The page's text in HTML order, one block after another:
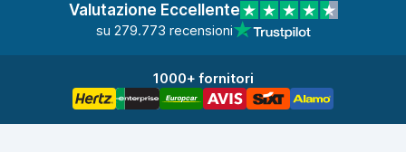
Valutazione Eccellente
su 279.773 recensioni
1000+ fornitori